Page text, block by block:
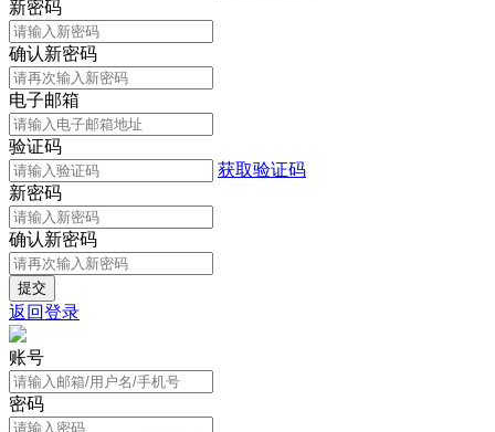
新密码
确认新密码
电子邮箱
验证码
获取验证码
新密码
确认新密码
返回登录
账号
密码